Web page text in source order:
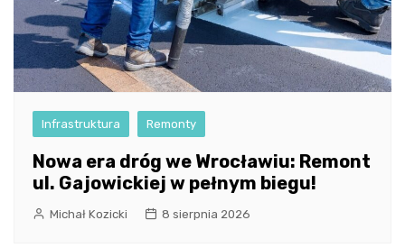
Infrastruktura Remonty
Nowa era dróg we Wrocławiu: Remont
ul. Gajowickiej w pełnym biegu!
Michał Kozicki 8 sierpnia 2026